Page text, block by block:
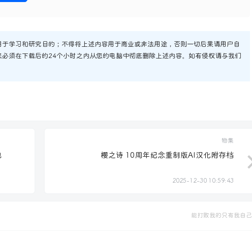
学习和研究目的；不得将上述内容用于商业或非法用途，否则一切后果请用户自
须在下载后的24个小时之内从您的电脑中彻底删除上述内容。如有侵权请与我们
物集
樱之诗 10周年纪念重制版AI汉化附存档
2025-12-30 10:59:43
能打败我的只有我自己